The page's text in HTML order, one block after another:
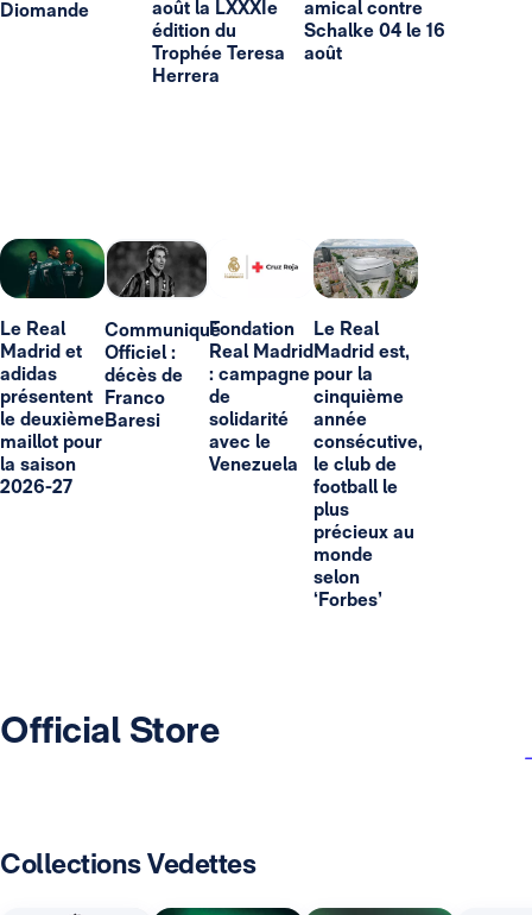
Diomande
août la LXXXIe
édition du
Trophée Teresa
Herrera
amical contre
Schalke 04 le 16
août
Le Real
Madrid et
adidas
présentent
le deuxième
maillot pour
la saison
2026-27
Communiqué
Officiel :
décès de
Franco
Baresi
Fondation
Real Madrid
: campagne
de
solidarité
avec le
Venezuela
Le Real
Madrid est,
pour la
cinquième
année
consécutive,
le club de
football le
plus
précieux au
monde
selon
‘Forbes’
Official Store
Collections Vedettes